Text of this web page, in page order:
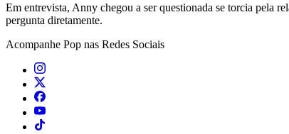
Em entrevista, Anny chegou a ser questionada se torcia pela
pergunta diretamente.
Acompanhe Pop nas Redes Sociais